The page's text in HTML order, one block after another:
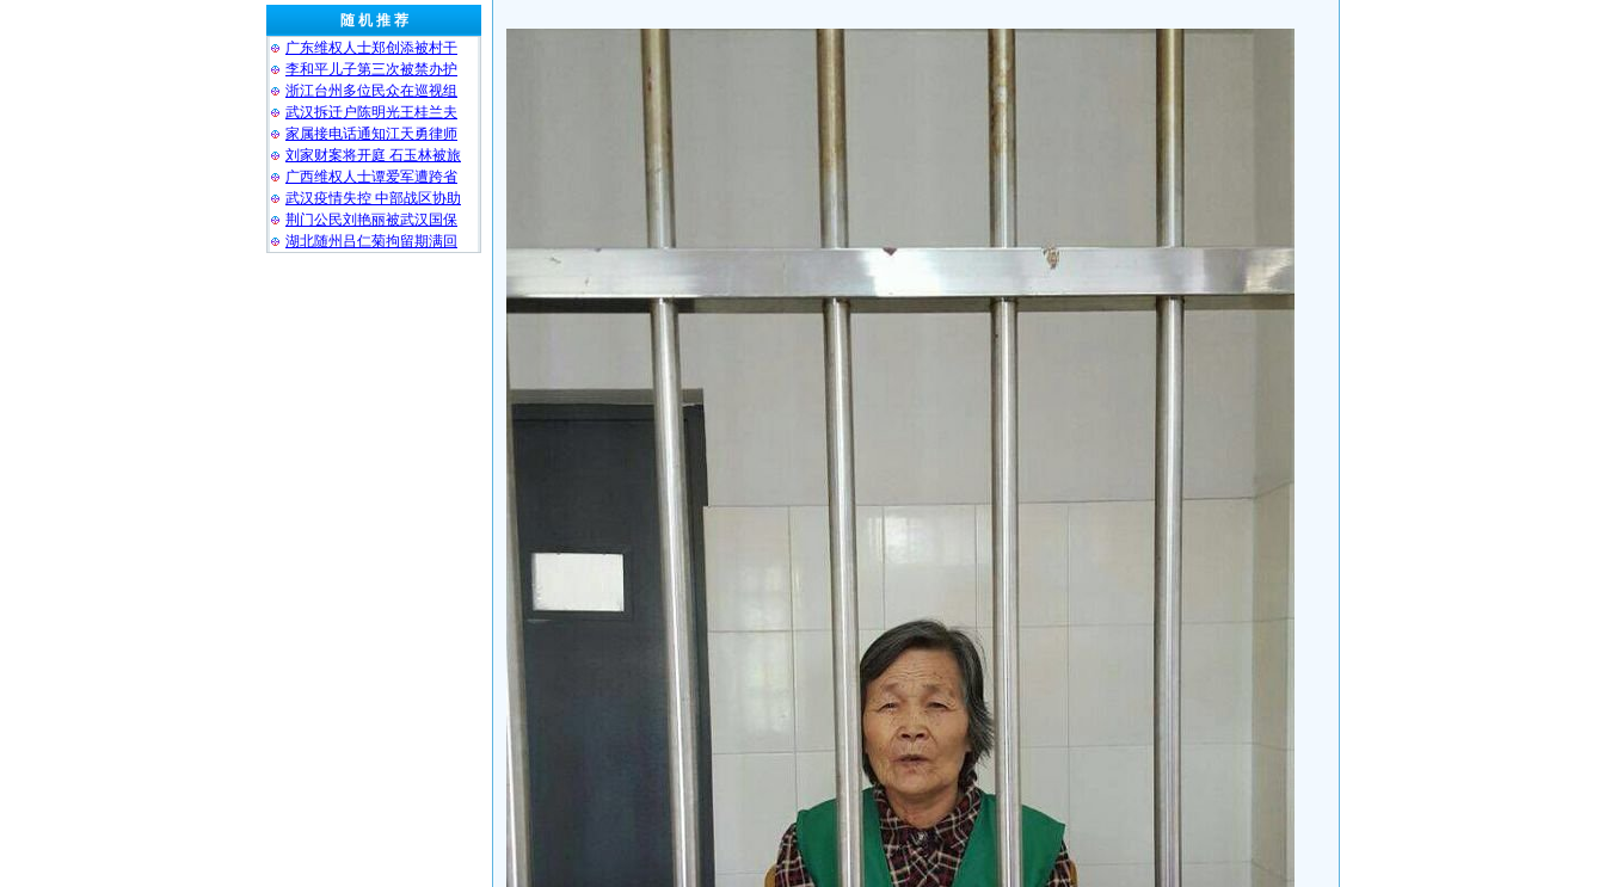
随 机 推 荐
广东维权人士郑创添被村干
李和平儿子第三次被禁办护
浙江台州多位民众在巡视组
武汉拆迁户陈明光王桂兰夫
家属接电话通知江天勇律师
刘家财案将开庭 石玉林被旅
广西维权人士谭爱军遭跨省
武汉疫情失控 中部战区协助
荆门公民刘艳丽被武汉国保
湖北随州吕仁菊拘留期满回